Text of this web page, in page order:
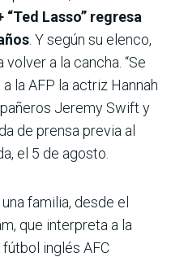
Lasso” regresa
. Y según su elenco,
a la cancha. “Se
la AFP la actriz Hannah
Jeremy Swift y
de prensa previa al
el 5 de agosto.
familia, desde el
que interpreta a la
inglés AFC